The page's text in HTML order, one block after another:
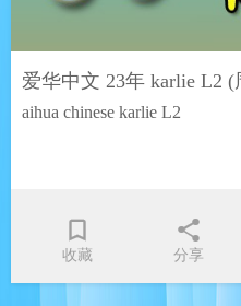
爱华中文 23年 karlie L2 (
aihua chinese karlie L2
收藏 分享